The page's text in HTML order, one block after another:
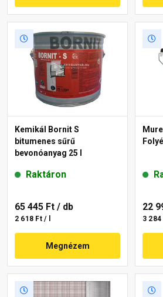
Kemikál Bornit S
bitumenes sűrű
bevonóanyag 25 l
Raktáron
65 445 Ft / db
2 618 Ft / l
Megnézem
22
3